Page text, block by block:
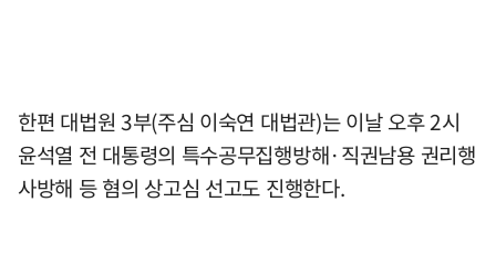
한편 대법원 3부(주심 이숙연 대법관)는 이날 오후 2시
윤석열 전 대통령의 특수공무집행방해·직권남용 권리행
사방해 등 혐의 상고심 선고도 진행한다.